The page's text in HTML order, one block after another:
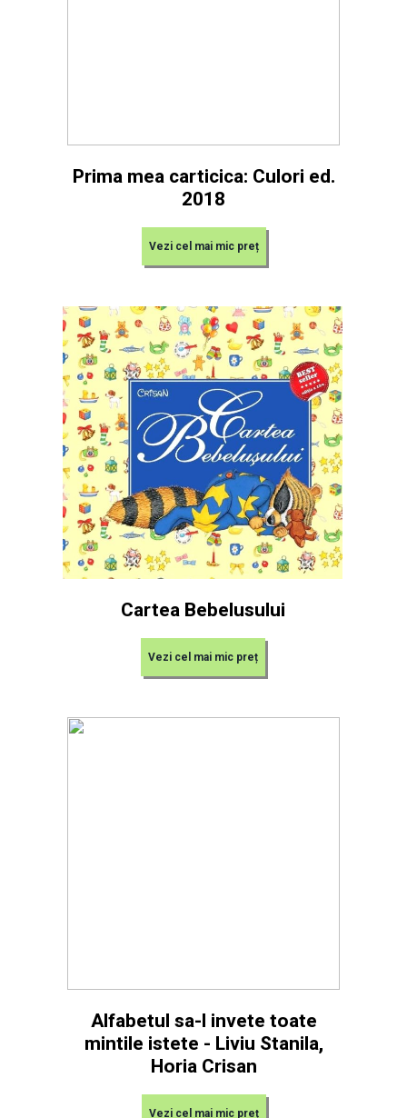
Prima mea carticica: Culori ed.
2018
Vezi cel mai mic preț
Cartea Bebelusului
Vezi cel mai mic preț
Alfabetul sa-l invete toate
mintile istete - Liviu Stanila,
Horia Crisan
Vezi cel mai mic preț